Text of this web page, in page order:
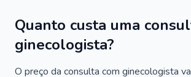
Quanto custa uma
ginecologista?
O preço da consulta com ginecologista